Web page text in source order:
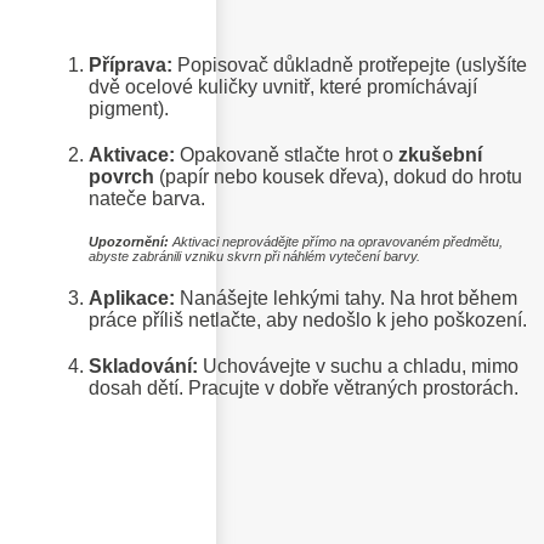
Příprava: Popisovač důkladně protřepejte (uslyšíte
dvě ocelové kuličky uvnitř, které promíchávají
pigment).
Aktivace: Opakovaně stlačte hrot ozkušební
povrch (papír nebo kousek dřeva), dokud do hrotu
nateče barva.
Upozornění: Aktivaci neprovádějte přímo na opravovaném předmětu,
abyste zabránili vzniku skvrn při náhlém vytečení barvy.
Aplikace: Nanášejte lehkými tahy. Na hrot během
práce příliš netlačte, aby nedošlo k jeho poškození.
Skladování: Uchovávejte v suchu a chladu, mimo
dosah dětí. Pracujte v dobře větraných prostorách.